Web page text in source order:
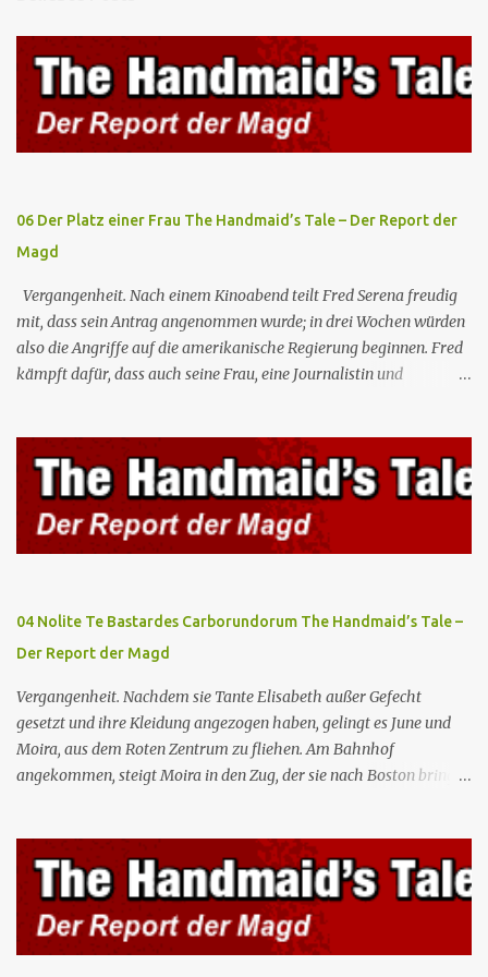
Technologie des Mutterschiffs bergen, muss sich aber mit dem
einzigen rachsüchtigen Insassen auseinandersetzen: Ronald
Sandoval. Nr. (ges.) 89 Deutscher Titel Ungeerdet Serie Mission Erde
– Sie sind unter uns Staffel Staffel 5 Nr. (in Staffel) 1 Original­titel
Unearthed Regie Andrew Potter Drehbuch John Whelpley Erstaus­
06 Der Platz einer Frau The Handmaid’s Tale – Der Report der
Magd
Vergangenheit. Nach einem Kinoabend teilt Fred Serena freudig
mit, dass sein Antrag angenommen wurde; in drei Wochen würden
also die Angriffe auf die amerikanische Regierung beginnen. Fred
kämpft dafür, dass auch seine Frau, eine Journalistin und
Teilnahme von Frauen weiterhin entschieden ab. Gegenwart. Die
Waterfords beherbergen eine Delegation aus Mexiko, um ein für
Gilead lebenswichtiges Handelsabkommen zu unterzeichnen.
Botschafterin Castillo konfrontiert Serena mit ihrem Buch „Der
Platz einer Frau”, das als Manifest von Gilead gilt und einen
oberstes Gut die Fortpflanzung ist. June und andere Mägde werden
wo Serena stolz die „Kinder von Gilead” vorstellt. June nutzt die
Gelegenheit, mit Castillo unter vier Augen zu sprechen, ...
04 Nolite Te Bastardes Carborundorum The Handmaid’s Tale –
Der Report der Magd
Vergangenheit. Nachdem sie Tante Elisabeth außer Gefecht
gesetzt und ihre Kleidung angezogen haben, gelingt es June und
Moira, aus dem Roten Zentrum zu fliehen. Am Bahnhof
angekommen, steigt Moira in den Zug, der sie nach Boston bringen
Elisabeth sie mit der Peitsche bestraft. Gegenwart. June ist seit
dreizehn Tagen in ihrem Zimmer eingesperrt und entdeckt im
Kleiderschrank die Inschrift „Nolite te bastardes carborundorum”,
die wahrscheinlich von der Magd Difred hinterlassen wurde, die
vor ihr dort war. In Erwartung der Zeremonie bringt Serena June